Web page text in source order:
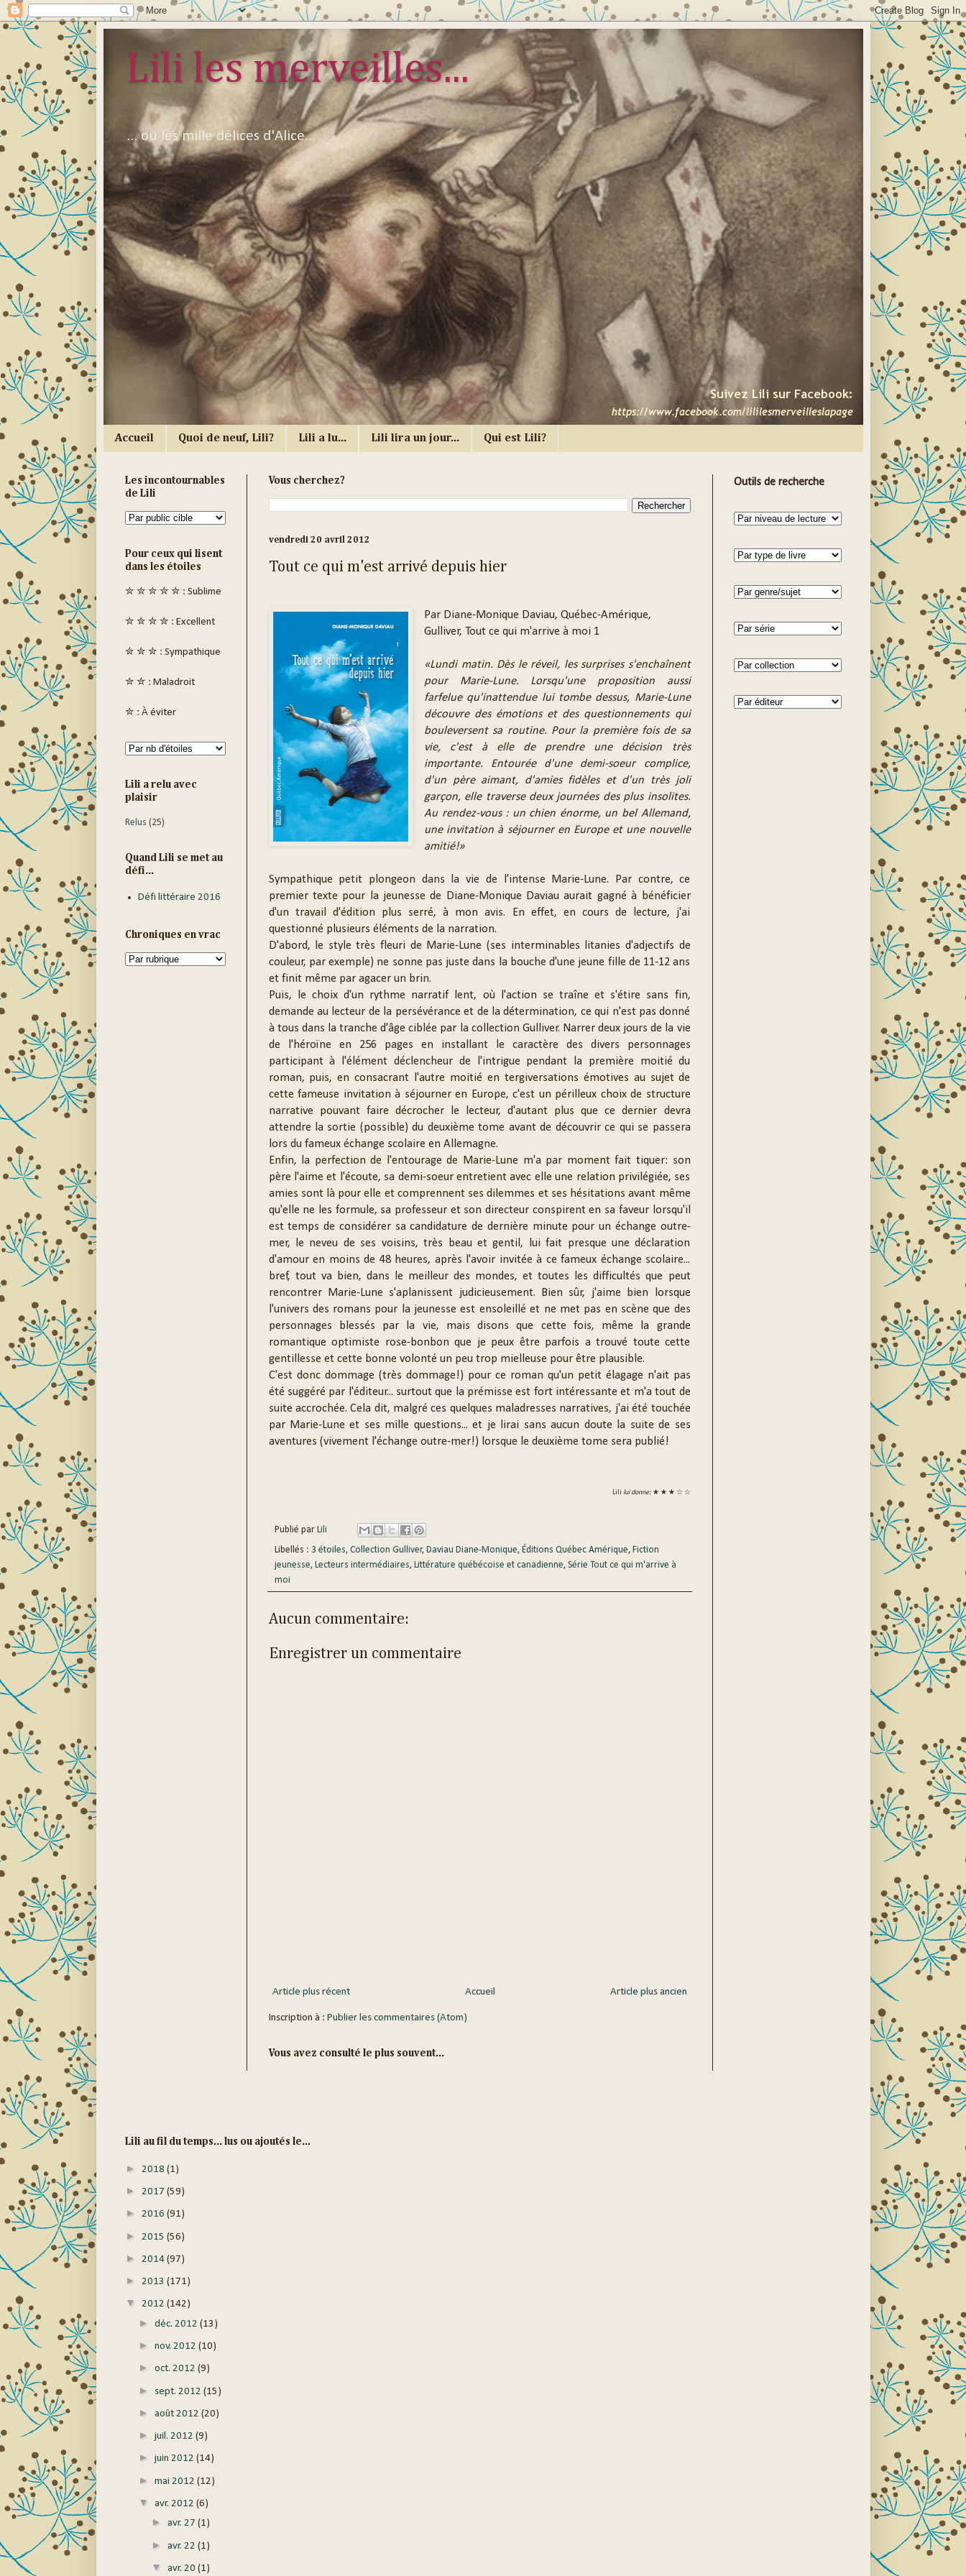
Lili les merveilles...
... ou les mille délices d'Alice...
Accueil Quoi de neuf, Lili? Lili a lu... Lili lira un jour... Qui est Lili?
Vous cherchez?
vendredi 20 avril 2012
Tout ce qui m'est arrivé depuis hier
Par Diane-Monique Daviau, Québec-Amérique,
Gulliver, Tout ce qui m'arrive à moi 1
«Lundi matin. Dès le réveil, les surprises s'enchaînent
pour Marie-Lune. Lorsqu'une proposition aussi
farfelue qu'inattendue lui tombe dessus, Marie-Lune
découvre des émotions et des questionnements qui
bouleversent sa routine. Pour la première fois de sa
vie, c'est à elle de prendre une décision très
importante. Entourée d'une demi-soeur complice,
d'un père aimant, d'amies fidèles et d'un très joli
garçon, elle traverse deux journées des plus insolites.
Au rendez-vous : un chien énorme, un bel Allemand,
une invitation à séjourner en Europe et une nouvelle
amitié!»
Sympathique petit plongeon dans la vie de l'intense Marie-Lune. Par contre, ce
premier texte pour la jeunesse de Diane-Monique Daviau aurait gagné à bénéficier
d'un travail d'édition plus serré, à mon avis. En effet, en cours de lecture, j'ai
questionné plusieurs éléments de la narration.
D'abord, le style très fleuri de Marie-Lune (ses interminables litanies d'adjectifs de
couleur, par exemple) ne sonne pas juste dans la bouche d'une jeune fille de 11-12 ans
et finit même par agacer un brin.
Puis, le choix d'un rythme narratif lent, où l'action se traîne et s'étire sans fin,
demande au lecteur de la persévérance et de la détermination, ce qui n'est pas donné
à tous dans la tranche d'âge ciblée par la collection Gulliver. Narrer deux jours de la vie
de l'héroïne en 256 pages en installant le caractère des divers personnages
participant à l'élément déclencheur de l'intrigue pendant la première moitié du
roman, puis, en consacrant l'autre moitié en tergiversations émotives au sujet de
cette fameuse invitation à séjourner en Europe, c'est un périlleux choix de structure
narrative pouvant faire décrocher le lecteur, d'autant plus que ce dernier devra
attendre la sortie (possible) du deuxième tome avant de découvrir ce qui se passera
lors du fameux échange scolaire en Allemagne.
Enfin, la perfection de l'entourage de Marie-Lune m'a par moment fait tiquer: son
père l'aime et l'écoute, sa demi-soeur entretient avec elle une relation privilégiée, ses
amies sont là pour elle et comprennent ses dilemmes et ses hésitations avant même
qu'elle ne les formule, sa professeur et son directeur conspirent en sa faveur lorsqu'il
est temps de considérer sa candidature de dernière minute pour un échange outre-
mer, le neveu de ses voisins, très beau et gentil, lui fait presque une déclaration
d'amour en moins de 48 heures, après l'avoir invitée à ce fameux échange scolaire...
bref, tout va bien, dans le meilleur des mondes, et toutes les difficultés que peut
rencontrer Marie-Lune s'aplanissent judicieusement. Bien sûr, j'aime bien lorsque
l'univers des romans pour la jeunesse est ensoleillé et ne met pas en scène que des
personnages blessés par la vie, mais disons que cette fois, même la grande
romantique optimiste rose-bonbon que je peux être parfois a trouvé toute cette
gentillesse et cette bonne volonté un peu trop mielleuse pour être plausible.
C'est donc dommage (très dommage!) pour ce roman qu'un petit élagage n'ait pas
été suggéré par l'éditeur... surtout que la prémisse est fort intéressante et m'a tout de
suite accrochée. Cela dit, malgré ces quelques maladresses narratives, j'ai été touchée
par Marie-Lune et ses mille questions... et je lirai sans aucun doute la suite de ses
aventures (vivement l'échange outre-mer!) lorsque le deuxième tome sera publié!
Lili lui donne:★ ★ ★ ☆ ☆
Publié par Lili
Libellés : 3 étoiles, Collection Gulliver, Daviau Diane-Monique, Éditions Québec Amérique, Fiction
jeunesse, Lecteurs intermédiaires, Littérature québécoise et canadienne, Série Tout ce qui m'arrive à
moi
Aucun commentaire:
Enregistrer un commentaire
Article plus récent Article plus ancien
Accueil
Inscription à : Publier les commentaires (Atom)
Vous avez consulté le plus souvent...
Les incontournables
de Lili
Pour ceux qui lisent
dans les étoiles
✮ ✮ ✮ ✮ ✮ : Sublime
✮ ✮ ✮ ✮ : Excellent
✮ ✮ ✮ : Sympathique
✮ ✮ : Maladroit
✮ : À éviter
Lili a relu avec
plaisir
Relus (25)
Quand Lili se met au
défi...
Défi littéraire 2016
Chroniques en vrac
Outils de recherche
Lili au fil du temps... lus ou ajoutés le...
► 2018 (1)
► 2017 (59)
► 2016 (91)
► 2015 (56)
► 2014 (97)
► 2013 (171)
▼ 2012 (142)
► déc. 2012 (13)
► nov. 2012 (10)
► oct. 2012 (9)
► sept. 2012 (15)
► août 2012 (20)
► juil. 2012 (9)
► juin 2012 (14)
► mai 2012 (12)
▼ avr. 2012 (6)
► avr. 27 (1)
► avr. 22 (1)
▼ avr. 20 (1)